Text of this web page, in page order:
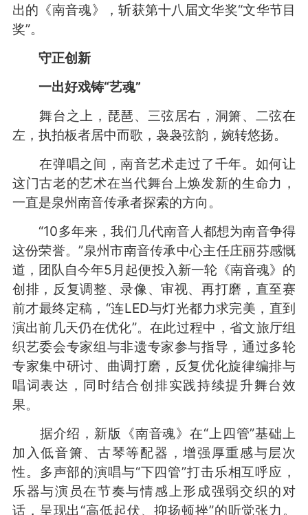
出的《南音魂》，斩获第十八届文华奖“文华节目
奖”。
守正创新
一出好戏铸“艺魂”
舞台之上，琵琶、三弦居右，洞箫、二弦在
左，执拍板者居中而歌，袅袅弦韵，婉转悠扬。
在弹唱之间，南音艺术走过了千年。如何让
这门古老的艺术在当代舞台上焕发新的生命力，
一直是泉州南音传承者探索的方向。
“10多年来，我们几代南音人都想为南音争得
这份荣誉。”泉州市南音传承中心主任庄丽芬感慨
道，团队自今年5月起便投入新一轮《南音魂》的
创排，反复调整、录像、审视、再打磨，直至赛
前才最终定稿，“连LED与灯光都力求完美，直到
演出前几天仍在优化”。在此过程中，省文旅厅组
织艺委会专家组与非遗专家参与指导，通过多轮
专家集中研讨、曲调打磨，反复优化旋律编排与
唱词表达，同时结合创排实践持续提升舞台效
果。
据介绍，新版《南音魂》在“上四管”基础上
加入低音箫、古琴等配器，增强厚重感与层次
性。多声部的演唱与“下四管”打击乐相互呼应，
乐器与演员在节奏与情感上形成强弱交织的对
话，呈现出“高低起伏、抑扬顿挫”的听觉张力。